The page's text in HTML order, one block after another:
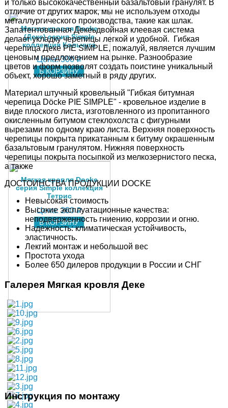
Мягкая кровля Docke
(Деке) серия Simple
коллекция Кольчуга
Цена:300 q
В КОРЗИНУ
Мягкая кровля Docke
серия Simple коллекция
Тетрис
Цена:280 q
В КОРЗИНУ
и только высококачественный базальтовый гранулят. В
отличие от других марок, мы не используем отходы
металлургического производства, такие как шлак.
Запатентованная Декеьдвойная клеевая система
делает укладку черепицы легкой и удобной. Гибкая
черепица Деке PIE SIMPLE, пожалуй, является лучшим
ценовым предложением на рынке. Разнообразие
цветов и форм позволят создать поистине уникальный
объект, хорошо заметный в ряду других.
Материал штучный кровельный "Гибкая битумная
черепица Döcke PIE SIMPLE" - кровельное изделие в
виде плоского листа, изготовленного из пропитанного
окисленным битумом стеклохолста с фигурными
вырезами по одному краю листа. Верхняя поверхность
черепицы покрыта прикатанным к битуму окрашенным
базальтовым гранулятом. Нижняя поверхность
черепицы покрыта посыпкой из мелкозернистого песка,
а также
ДОСТОИНСТВА ПРОДУКЦИИ DOCKE
Невысокая стоимость
Высокие эксплуатационные качества:
неподверженность гниению, коррозии и огню.
Надежность: климатическая устойчивость,
эластичность.
Лекгий монтаж и небольшой вес
Простота ухода
Более 650 дилеров продукции в России и СНГ
Галерея Мягкая кровля Деке
Инструкция по монтажу